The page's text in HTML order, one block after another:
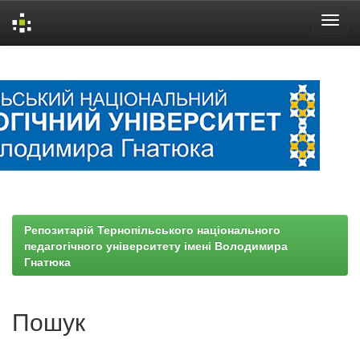
Репозитарій Тернопільського національного
педагогічного університету імені Володимира
Гнатюка
Пошук